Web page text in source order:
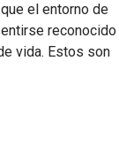
el entorno de
reconocido
vida. Estos son